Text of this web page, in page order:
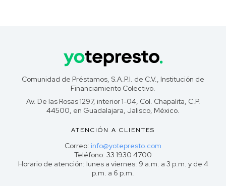
Comunidad de Préstamos, S.A.P.I. de C.V., Institución de
Financiamiento Colectivo.
Av. De las Rosas 1297, interior 1-04, Col. Chapalita, C.P.
44500, en Guadalajara, Jalisco, México.
ATENCIÓN A CLIENTES
Correo: info@yotepresto.com
Teléfono: 33 1930 4700
Horario de atención: lunes a viernes: 9 a.m. a 3 p.m. y de 4
p.m. a 6 p.m.